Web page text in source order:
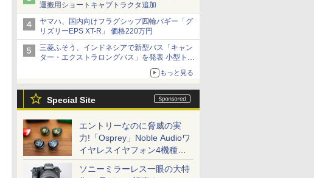
運搬用ショートキャブトラクタ追加
ヤマハ、国内向けフラグシップ四輪バギー「グ
リズリーEPS XT-R」 価格220万円
三菱ふそう、インドネシアで新型バス「キャン
ター・エクストラロングバス」を発表 小型トラ
ックベースの観光・旅客輸送向けバス
もっと見る
Special Site
エントリーなのに脅威の実
力!「Osprey」Noble Audioワ
イヤレスイヤフォン4機種を
一気に聴く
ソニーミラーレス一眼の大特